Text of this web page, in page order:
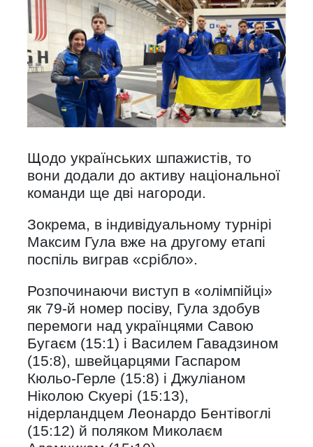
Щодо українських шпажистів, то
вони додали до активу національної
команди ще дві нагороди.
Зокрема, в індивідуальному турнірі
Максим Гула вже на другому етапі
поспіль виграв «срібло».
Розпочинаючи виступ в «олімпійці»
як 79-й номер посіву, Гула здобув
перемоги над українцями Савою
Бугаєм (15:1) і Василем Гавадзином
(15:8), швейцарцями Гаспаром
Кюльо-Герле (15:8) і Джуліаном
Ніколою Скуері (15:13),
нідерландцем Леонардо Бентівоглі
(15:12) й поляком Миколаєм